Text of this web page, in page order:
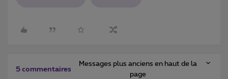
5 commentaires
Messages plus anciens en haut de la
page